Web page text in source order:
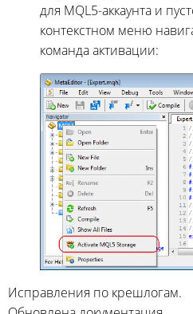
для MQL5-аккаунта и
контекстном меню
команда активации:
Исправления по крешлогам.